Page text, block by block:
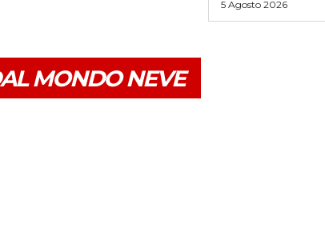
5 Agosto 2026
MONDO NEVE